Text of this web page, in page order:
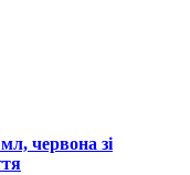
червона зі